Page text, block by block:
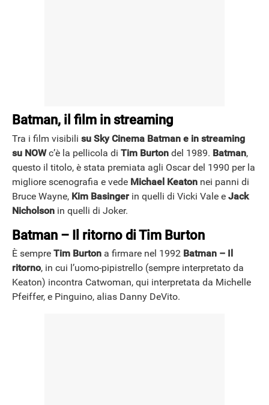
Batman, il film in streaming
Tra i film visibili su Sky Cinema Batman e in streaming
su NOWc’è la pellicola di Tim Burton del 1989. Batman,
questo il titolo, è stata premiata agli Oscar del 1990 per la
migliore scenografia e vede Michael Keaton nei panni di
Bruce Wayne, Kim Basinger in quelli di Vicki Vale e Jack
Nicholson in quelli di Joker.
Batman – Il ritorno di Tim Burton
È sempre Tim Burton a firmare nel 1992 Batman – Il
ritorno, in cui l’uomo-pipistrello (sempre interpretato da
Keaton) incontra Catwoman, qui interpretata da Michelle
Pfeiffer, e Pinguino, alias Danny DeVito.